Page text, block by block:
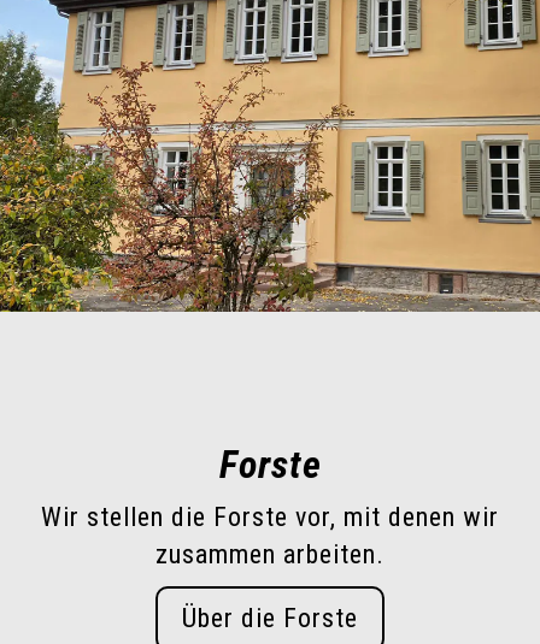
Forste
Wir stellen die Forste vor, mit denen wir
zusammen arbeiten.
Über die Forste